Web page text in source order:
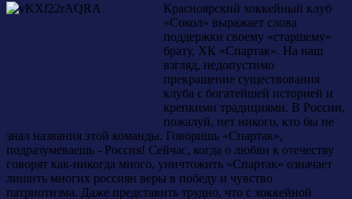
Красноярский хоккейный клуб
«Сокол» выражает слова
поддержки своему «старшему»
брату, ХК «Спартак». На наш
взгляд, недопустимо
прекращение существования
клуба с богатейшей историей и
крепкими традициями. В России,
пожалуй, нет никого, кто бы не
знал названия этой команды. Говоришь «Спартак»,
подразумеваешь - Россия! Сейчас, когда о любви к отечеству
говорят как-никогда много, уничтожить «Спартак» означает
лишить многих россиян веры в победу и чувство
патриотизма. Даже представить трудно, что с хоккейной